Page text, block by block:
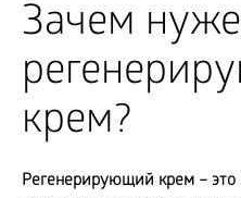
Зачем
крем?
Регенерирующий крем – это